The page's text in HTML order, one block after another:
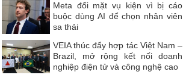
Meta đối mặt vụ kiện vì bị cáo
buộc dùng AI để chọn nhân viên
sa thải
VEIA thúc đẩy hợp tác Việt Nam –
Brazil, mở rộng kết nối doanh
nghiệp điện tử và công nghệ cao